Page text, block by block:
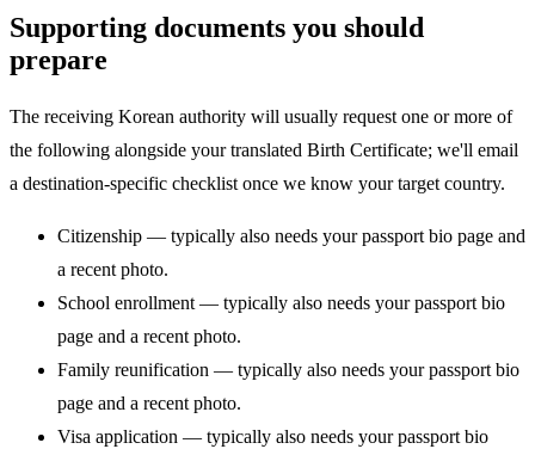
Supporting documents you should
prepare
The receiving Korean authority will usually request one or more of
the following alongside your translated Birth Certificate; we'll email
a destination-specific checklist once we know your target country.
Citizenship — typically also needs your passport bio page and
a recent photo.
School enrollment — typically also needs your passport bio
page and a recent photo.
Family reunification — typically also needs your passport bio
page and a recent photo.
Visa application — typically also needs your passport bio